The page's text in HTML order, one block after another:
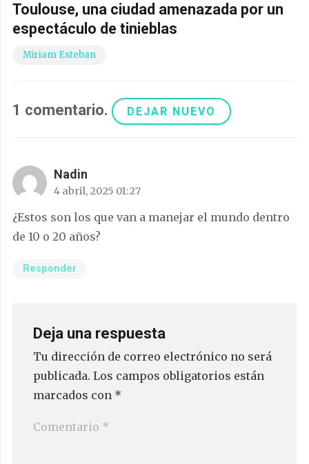
Toulouse, una ciudad amenazada por un
espectáculo de tinieblas
Miriam Esteban
1 comentario. DEJAR NUEVO
Nadin
4 abril, 2025 01:27
¿Estos son los que van a manejar el mundo dentro
de 10 o 20 años?
Responder
Deja una respuesta
Tu dirección de correo electrónico no será
publicada. Los campos obligatorios están
marcados con *